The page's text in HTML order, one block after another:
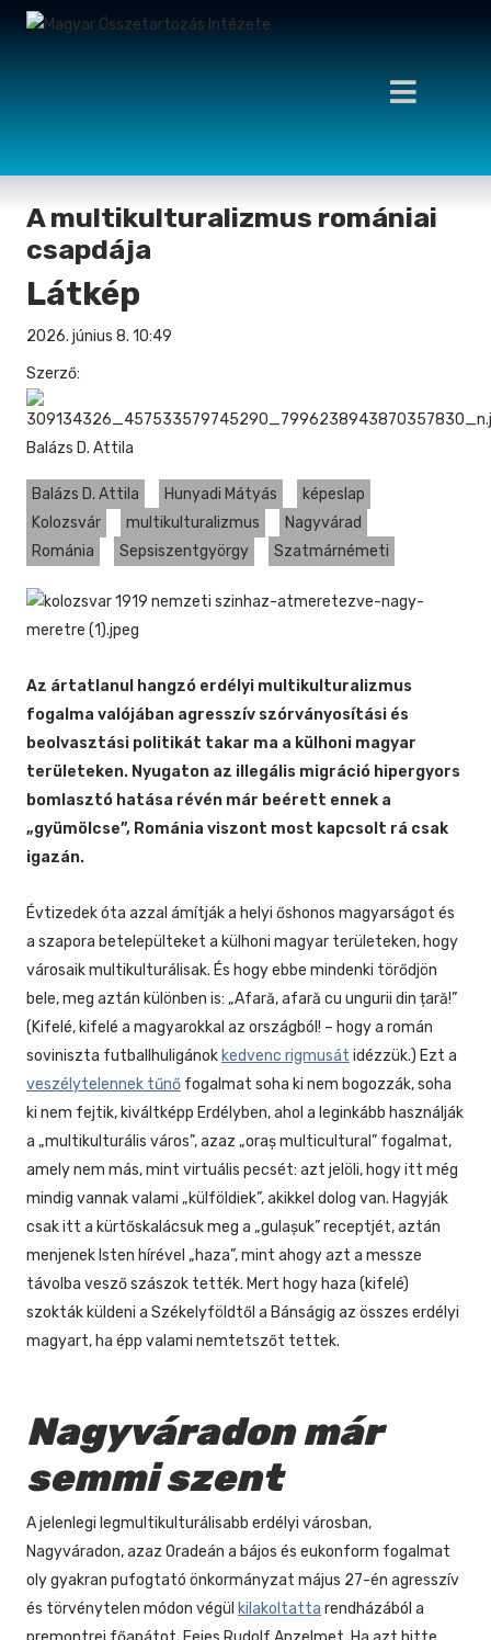
A multikulturalizmus romániai
csapdája
Látkép
2026. június 8. 10:49
Szerző:
Balázs D. Attila
Balázs D. Attila Hunyadi Mátyás
képeslap
Kolozsvár
multikulturalizmus
Nagyvárad
Románia
Sepsiszentgyörgy Szatmárnémeti
Az ártatlanul hangzó erdélyi multikulturalizmus
fogalma valójában agresszív szórványosítási és
beolvasztási politikát takar ma a külhoni magyar
területeken. Nyugaton az illegális migráció hipergyors
bomlasztó hatása révén már beérett ennek a
„gyümölcse”, Románia viszont most kapcsolt rá csak
igazán.
Évtizedek óta azzal ámítják a helyi őshonos magyarságot és
a szapora betelepülteket a külhoni magyar területeken, hogy
városaik multikulturálisak. És hogy ebbe mindenki törődjön
bele, meg aztán különben is: „Afară, afară cu ungurii din țară!”
(Kifelé, kifelé a magyarokkal az országból! – hogy a román
soviniszta futballhuligánok kedvenc rigmusát idézzük.) Ezt a
veszélytelennek tűnő fogalmat soha ki nem bogozzák, soha
ki nem fejtik, kiváltképp Erdélyben, ahol a leginkább használják
a „multikulturális város”, azaz „oraș multicultural” fogalmat,
amely nem más, mint virtuális pecsét: azt jelöli, hogy itt még
mindig vannak valami „külföldiek”, akikkel dolog van. Hagyják
csak itt a kürtőskalácsuk meg a „gulașuk” receptjét, aztán
menjenek Isten hírével „haza”, mint ahogy azt a messze
távolba vesző szászok tették. Mert hogy haza (kifelé)
szokták küldeni a Székelyföldtől a Bánságig az összes erdélyi
magyart, ha épp valami nemtetszőt tettek.
Nagyváradon már
semmi szent
A jelenlegi legmultikulturálisabb erdélyi városban,
Nagyváradon, azaz Oradeán a bájos és eukonform fogalmat
oly gyakran pufogtató önkormányzat május 27-én agresszív
és törvénytelen módon végül kilakoltatta rendházából a